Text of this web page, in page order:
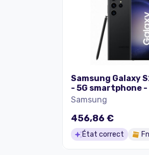
Samsung Galaxy
- 5G smartphone
SIM - RAM 8 Go /
interne 256 Go -
display - 6.8" -
pixels (120 Hz) -
arrière 200 MP, 12
Samsung
456,86 €
État correct